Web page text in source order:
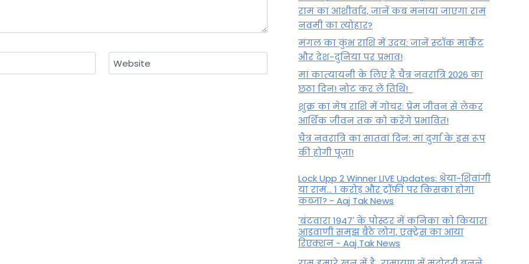
Website
राम का आशीर्वाद, जानें कब मनाया जाएगा राम
नवमी का त्योहार?
मंगल का कुंभ राशि में उदय: जानें स्‍टॉक मार्केट
और देश-दुनिया पर प्रभाव!
मां कात्‍यायनी के लिए है चैत्र नवरात्रि 2026 का
छठा दिन! नोट कर लें तिथि!
शुक्र का मेष राशि में गोचर: प्रेम जीवन से लेकर
आर्थिक जीवन तक को करेंगे प्रभावित!
चैत्र नवरात्रि का सातवां दिन: मां दुर्गा के इस रूप
की होगी पूजा!
Lock Upp 2 Winner LIVE Updates: श्रेया-शिवांगी
या राम... 1 करोड़ और ट्रॉफी पर किसका होगा
कब्जा? - Aaj Tak News
'बंटवारा 1947' के पोस्टर में कनिका को कियारा
आडवाणी समझ बैठे लोग, एक्ट्रेस का आया
रिएक्शन - Aaj Tak News